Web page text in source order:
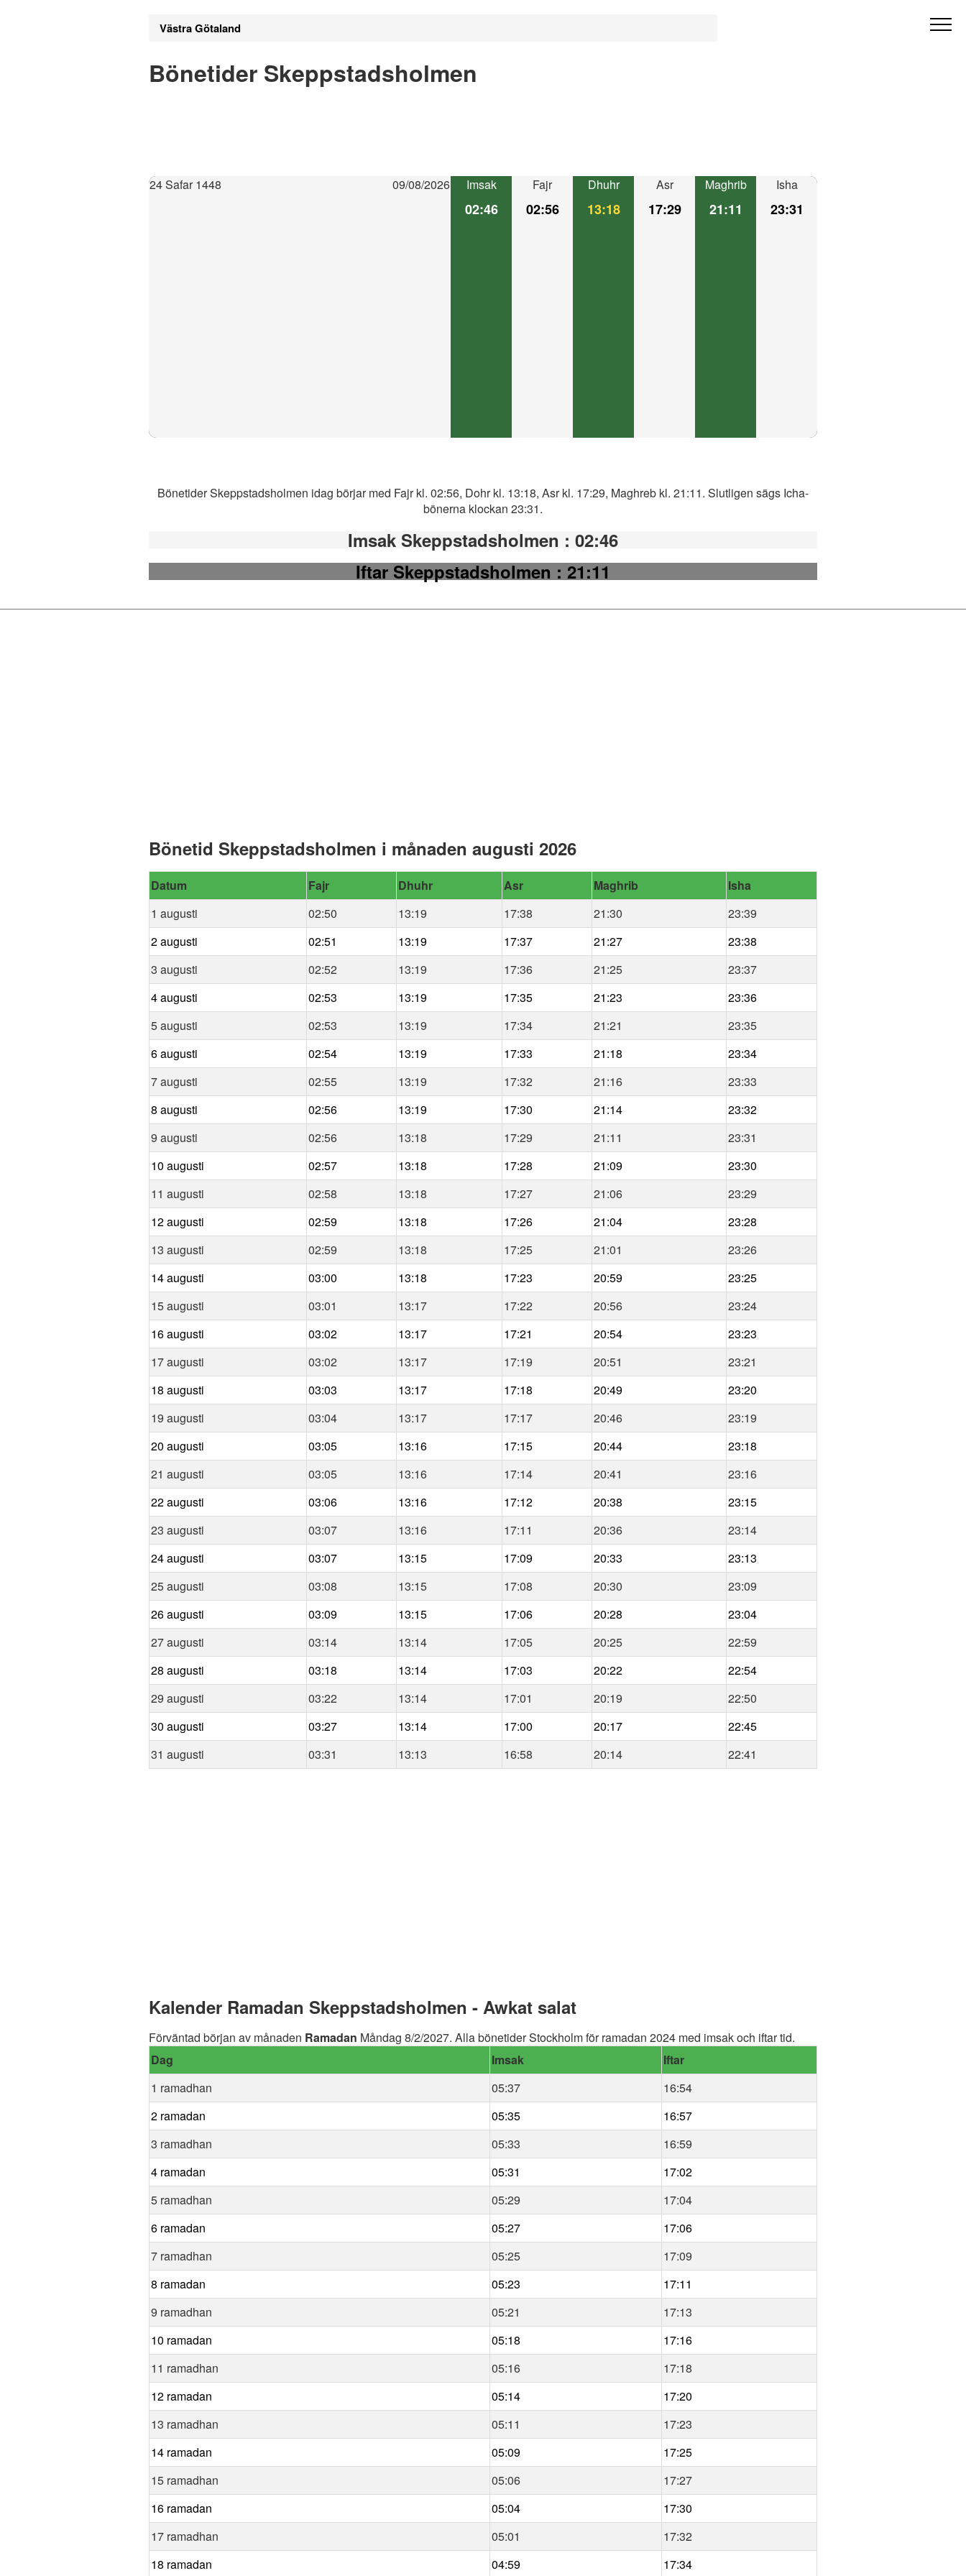
Västra Götaland
Bönetider Skeppstadsholmen
24 Safar 1448 09/08/2026 Imsak
02:46
Fajr
02:56
Dhuhr
13:18
Asr
17:29
Maghrib
21:11
Isha
23:31
Bönetider Skeppstadsholmen idag börjar med Fajr kl. 02:56, Dohr kl. 13:18, Asr kl. 17:29, Maghreb kl. 21:11. Slutligen sägs Icha-
bönerna klockan 23:31.
Imsak Skeppstadsholmen : 02:46
Iftar Skeppstadsholmen: 21:11
Bönetid Skeppstadsholmen i månaden augusti 2026
Datum Fajr Dhuhr Asr Maghrib
Isha
1 augusti
02:50 13:19 17:38 21:30
23:39
2 augusti
02:51 13:19 17:37 21:27
23:38
3 augusti
02:52 13:19 17:36 21:25
23:37
4 augusti
02:53 13:19 17:35 21:23
23:36
5 augusti
02:53 13:19 17:34 21:21
23:35
6 augusti
02:54 13:19 17:33 21:18
23:34
7 augusti
02:55 13:19 17:32 21:16
23:33
8 augusti
02:56 13:19 17:30 21:14
23:32
9 augusti
02:56 13:18 17:29 21:11
23:31
10 augusti
02:57 13:18 17:28 21:09
23:30
11 augusti
02:58 13:18 17:27 21:06
23:29
12 augusti
02:59 13:18 17:26 21:04
23:28
13 augusti
02:59 13:18 17:25 21:01
23:26
14 augusti
03:00 13:18 17:23 20:59
23:25
15 augusti
03:01 13:17 17:22 20:56
23:24
16 augusti
03:02 13:17 17:21 20:54
23:23
17 augusti
03:02 13:17 17:19 20:51
23:21
18 augusti
03:03 13:17 17:18 20:49
23:20
19 augusti
03:04 13:17 17:17 20:46
23:19
20 augusti
03:05 13:16 17:15 20:44
23:18
21 augusti
03:05 13:16 17:14 20:41
23:16
22 augusti
03:06 13:16 17:12 20:38
23:15
23 augusti
03:07 13:16 17:11 20:36
23:14
24 augusti
03:07 13:15 17:09 20:33
23:13
25 augusti
03:08 13:15 17:08 20:30
23:09
26 augusti
03:09 13:15 17:06 20:28
23:04
27 augusti
03:14 13:14 17:05 20:25
22:59
28 augusti
03:18 13:14 17:03 20:22
22:54
29 augusti
03:22 13:14 17:01 20:19
22:50
30 augusti
03:27 13:14 17:00 20:17
22:45
31 augusti
03:31 13:13 16:58 20:14 22:41
Kalender Ramadan Skeppstadsholmen - Awkat salat
Förväntad början av månaden Ramadan Måndag 8/2/2027. Alla bönetider Stockholm för ramadan 2024 med imsak och iftar tid.
Dag
Imsak
Iftar
1 ramadhan
05:37
16:54
2 ramadan
05:35
16:57
3 ramadhan
05:33
16:59
4 ramadan
05:31
17:02
5 ramadhan
05:29
17:04
6 ramadan
05:27
17:06
7 ramadhan
05:25
17:09
8 ramadan
05:23
17:11
9 ramadhan
05:21
17:13
10 ramadan
05:18
17:16
11 ramadhan
05:16
17:18
12 ramadan
05:14
17:20
13 ramadhan
05:11
17:23
14 ramadan
05:09
17:25
15 ramadhan
05:06
17:27
16 ramadan
05:04
17:30
17 ramadhan
05:01
17:32
18 ramadan
04:59 17:34